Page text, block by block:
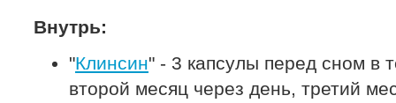
Внутрь:
"Клинсин" - 3 капсулы перед сном в
второй месяц через день, третий